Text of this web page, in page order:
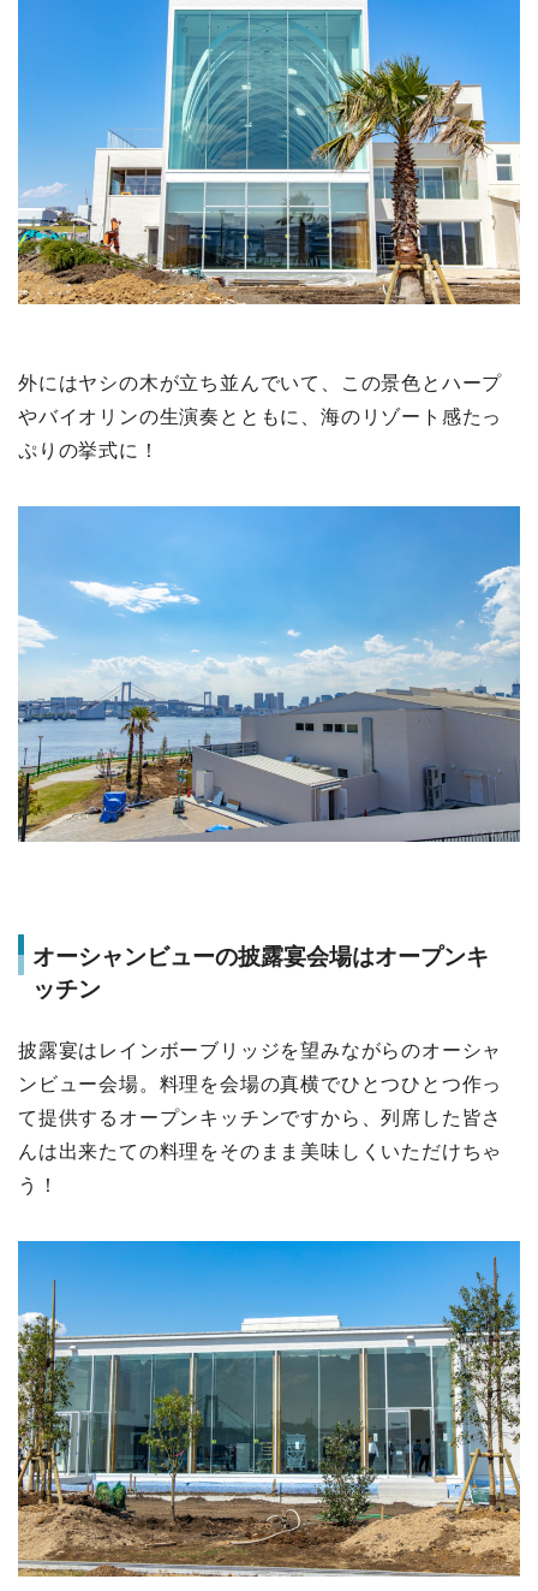
外にはヤシの木が立ち並んでいて、この景色とハープ
やバイオリンの生演奏とともに、海のリゾート感たっ
ぷりの挙式に！
オーシャンビューの披露宴会場はオープンキ
ッチン
披露宴はレインボーブリッジを望みながらのオーシャ
ンビュー会場。料理を会場の真横でひとつひとつ作っ
て提供するオープンキッチンですから、列席した皆さ
んは出来たての料理をそのまま美味しくいただけちゃ
う！